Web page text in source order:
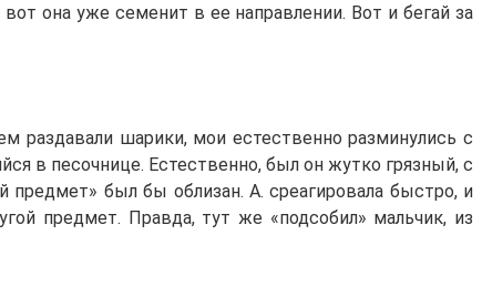
она уже семенит в ее направлении. Вот и бегай за
раздавали шарики, мои естественно разминулись с
в песочнице. Естественно, был он жутко грязный, с
был бы облизан. А. среагировала быстро, и
предмет. Правда, тут же «подсобил» мальчик, из